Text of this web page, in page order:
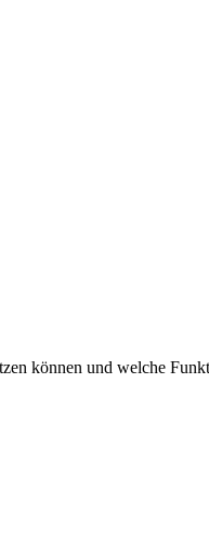
können und welche